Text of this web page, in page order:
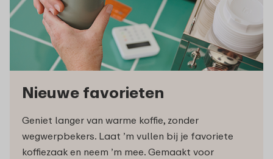
Nieuwe favorieten
Geniet langer van warme koffie, zonder
wegwerpbekers. Laat ’m vullen bij je favoriete
koffiezaak en neem ’m mee. Gemaakt voor